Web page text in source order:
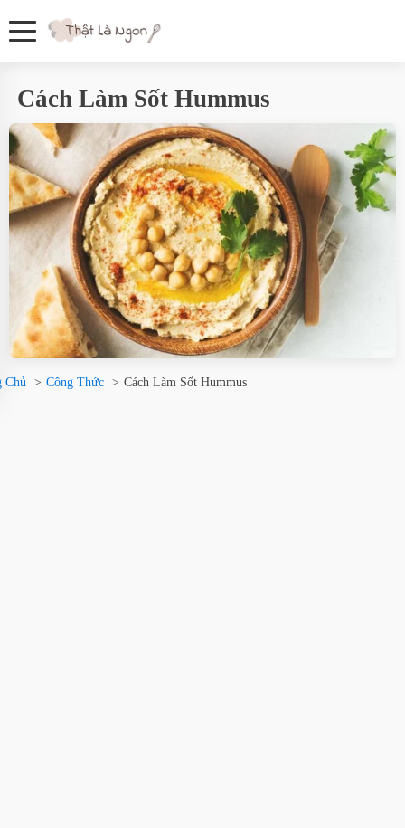
Cách Làm Sốt Hummus
Chủ Công Thức Cách Làm Sốt Hummus